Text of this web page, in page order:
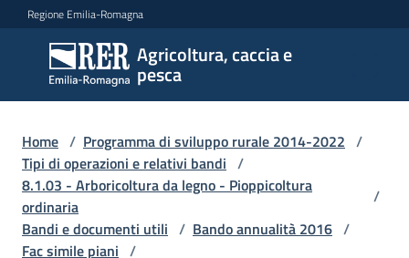
Vai al contenuto
Vai alla navigazione
Vai al footer
Regione Emilia-Romagna
Agricoltura, caccia e
pesca
Agricoltura,
caccia e
pesca
Argomenti
Home / Programma di sviluppo rurale 2014-2022 /
Tipi di operazioni e relativi bandi /
8.1.03 - Arboricoltura da legno - Pioppicoltura
ordinaria
/
Bandi e documenti utili / Bando annualità 2016 /
Fac simile piani /